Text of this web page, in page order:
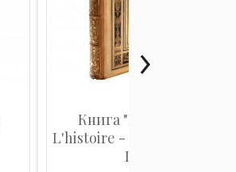
Книга "Florence.
L'histoire - Les Médicis -
L...